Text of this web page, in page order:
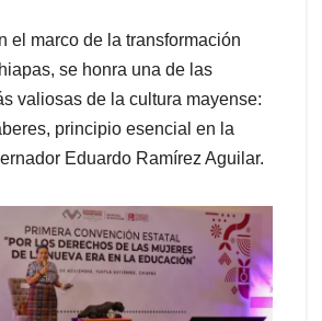
el marco de la transformación
se honra una de las
valiosas de la cultura mayense:
principio esencial en la
Eduardo Ramírez Aguilar.